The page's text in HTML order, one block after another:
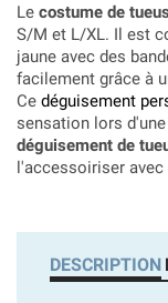
Le costume de
S/M et L/XL. Il est
jaune avec des
facilement grâce à
Ce déguisement
sensation lors
déguisement de
l'accessoiriser avec
DESCRIPTION